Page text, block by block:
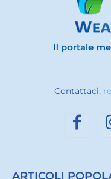
Contattaci:
ARTICOLI